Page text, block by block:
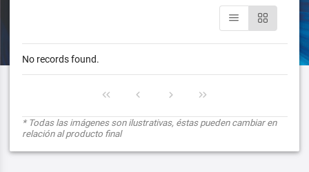
No records found.
* Todas las imágenes son ilustrativas, éstas pueden cambiar en
relación al producto final